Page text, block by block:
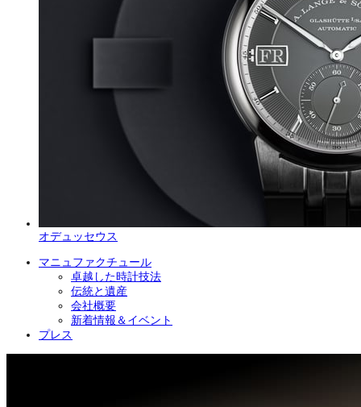
オデュッセウス
マニュファクチュール
卓越した時計技法
伝統と遺産
会社概要
新着情報＆イベント
プレス